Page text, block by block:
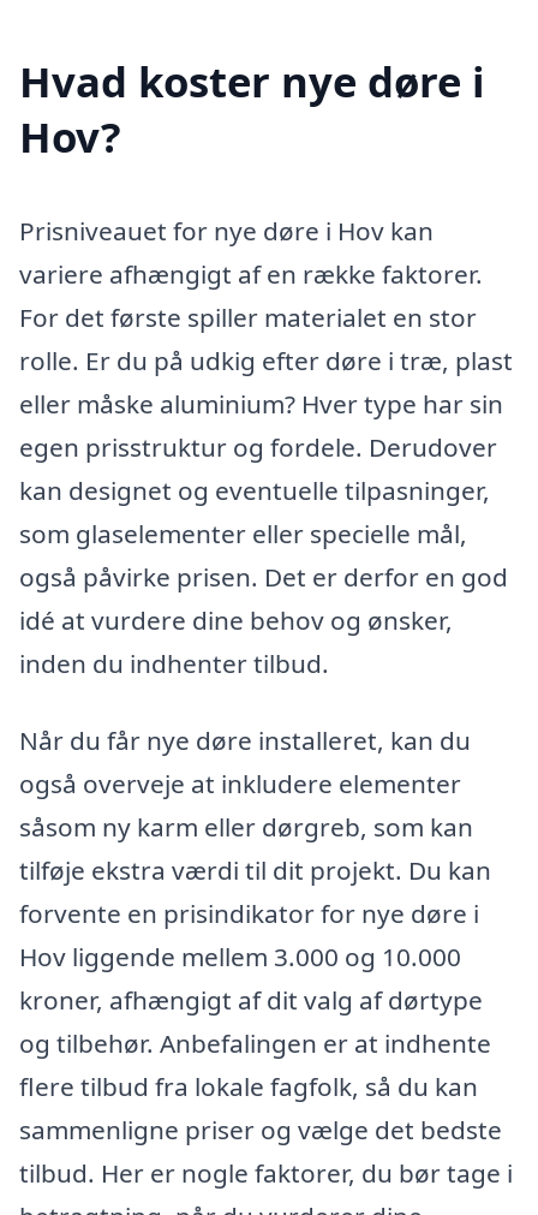
Hvad koster nye døre i
Hov?
Prisniveauet for nye døre i Hov kan
variere afhængigt af en række faktorer.
For det første spiller materialet en stor
rolle. Er du på udkig efter døre i træ, plast
eller måske aluminium? Hver type har sin
egen prisstruktur og fordele. Derudover
kan designet og eventuelle tilpasninger,
som glaselementer eller specielle mål,
også påvirke prisen. Det er derfor en god
idé at vurdere dine behov og ønsker,
inden du indhenter tilbud.
Når du får nye døre installeret, kan du
også overveje at inkludere elementer
såsom ny karm eller dørgreb, som kan
tilføje ekstra værdi til dit projekt. Du kan
forvente en prisindikator for nye døre i
Hov liggende mellem 3.000 og 10.000
kroner, afhængigt af dit valg af dørtype
og tilbehør. Anbefalingen er at indhente
flere tilbud fra lokale fagfolk, så du kan
sammenligne priser og vælge det bedste
tilbud. Her er nogle faktorer, du bør tage i